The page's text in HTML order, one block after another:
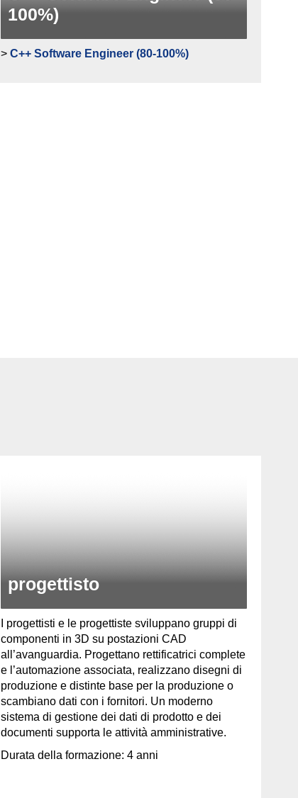
100%)
>C++ Software Engineer (80-100%)
progettisto
I progettisti e le progettiste sviluppano gruppi di
componenti in 3D su postazioni CAD
all’avanguardia. Progettano rettificatrici complete
e l’automazione associata, realizzano disegni di
produzione e distinte base per la produzione o
scambiano dati con i fornitori. Un moderno
sistema di gestione dei dati di prodotto e dei
documenti supporta le attività amministrative.
Durata della formazione: 4 anni